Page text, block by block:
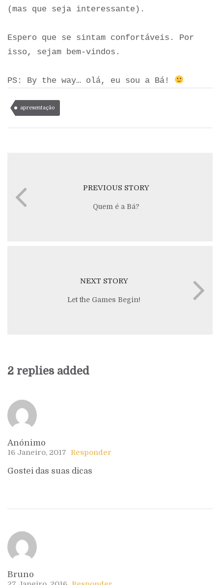
(mas que seja interessante).
Espero que se sintam confortáveis. Por
isso, sejam bem-vindos.
PS: By the way… olá, eu sou a Bá!
apresentação
PREVIOUS STORY
Quem é a Bá?
NEXT STORY
Let the Games Begin!
2 replies added
Anónimo
16 Janeiro, 2017 Responder
Gostei das suas dicas
Bruno